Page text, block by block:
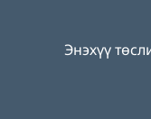
Энэхүү